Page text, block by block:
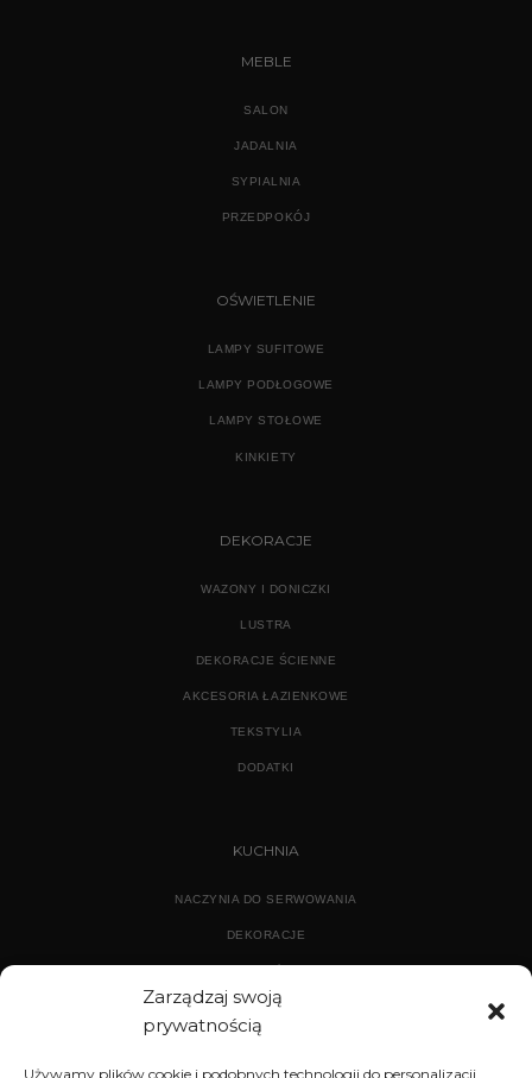
Zarządzaj swoją
prywatnością
Używamy plików cookie i podobnych technologii do personalizacji
MEBLE
SALON
JADALNIA
SYPIALNIA
PRZEDPOKÓJ
OŚWIETLENIE
LAMPY SUFITOWE
LAMPY PODŁOGOWE
LAMPY STOŁOWE
KINKIETY
DEKORACJE
WAZONY I DONICZKI
LUSTRA
DEKORACJE ŚCIENNE
AKCESORIA ŁAZIENKOWE
TEKSTYLIA
DODATKI
KUCHNIA
NACZYNIA DO SERWOWANIA
DEKORACJE